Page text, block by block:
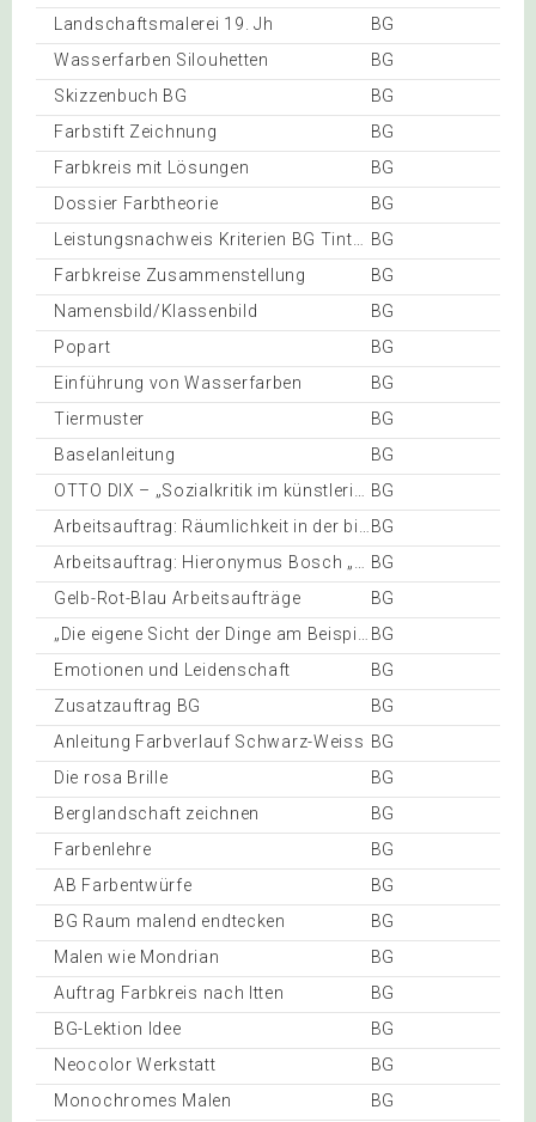
Landschaftsmalerei 19. Jh
BG
Wasserfarben Silouhetten
BG
Skizzenbuch BG
BG
Farbstift Zeichnung
BG
Farbkreis mit Lösungen
BG
Dossier Farbtheorie
BG
BG
Farbkreise Zusammenstellung
BG
Namensbild/Klassenbild
BG
Popart
BG
Einführung von Wasserfarben
BG
Tiermuster
BG
Baselanleitung
BG
BG
BG
BG
Gelb-Rot-Blau Arbeitsaufträge
BG
BG
Emotionen und Leidenschaft
BG
Zusatzauftrag BG
BG
Anleitung Farbverlauf Schwarz-Weiss BG
Die rosa Brille
BG
Berglandschaft zeichnen
BG
Farbenlehre
BG
AB Farbentwürfe
BG
BG Raum malend endtecken
BG
Malen wie Mondrian
BG
Auftrag Farbkreis nach Itten
BG
BG-Lektion Idee
BG
Neocolor Werkstatt
BG
Monochromes Malen
BG